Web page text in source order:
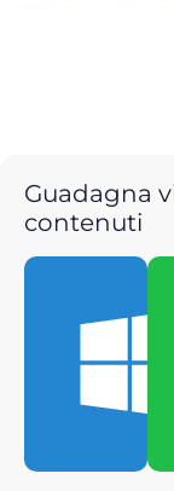
Guadagna
contenuti